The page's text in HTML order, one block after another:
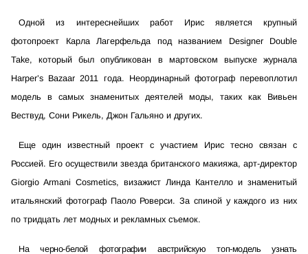
Одной из интереснейших работ Ирис является крупный
фотопроект Карла Лагерфельда под названием Designer Double
Take, который был опубликован в мартовском выпуске журнала
Harper’s Bazaar 2011 года. Неординарный фотограф перевоплотил
модель в самых знаменитых деятелей моды, таких как Вивьен
Вествуд, Сони Рикель, Джон Гальяно и других.
Еще один известный проект с участием Ирис тесно связан с
Россией. Его осуществили звезда британского макияжа, арт-директор
Giorgio Armani Cosmetics, визажист Линда Кантелло и знаменитый
итальянский фотограф Паоло Роверси. За спиной у каждого из них
по тридцать лет модных и рекламных съемок.
На черно-белой фотографии австрийскую топ-модель узнать